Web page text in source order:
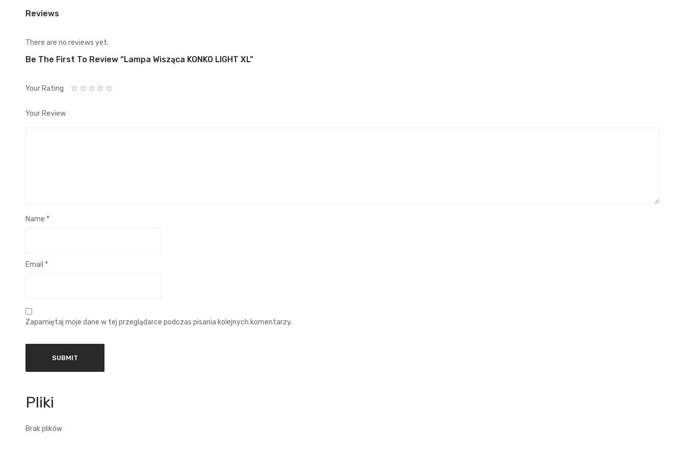
Reviews
There are no reviews yet.
Be The First To Review “Lampa Wisząca KONKO LIGHT XL”
Your Rating
Your Review
Name *
Email *
Zapamiętaj moje dane w tej przeglądarce podczas pisania kolejnych komentarzy.
Brak plików